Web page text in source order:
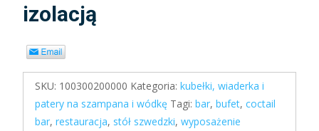
izolacją
SKU: 100300200000 Kategoria: kubełki, wiaderka i
patery na szampana i wódkę Tagi: bar, bufet, coctail
bar, restauracja, stół szwedzki, wyposażenie